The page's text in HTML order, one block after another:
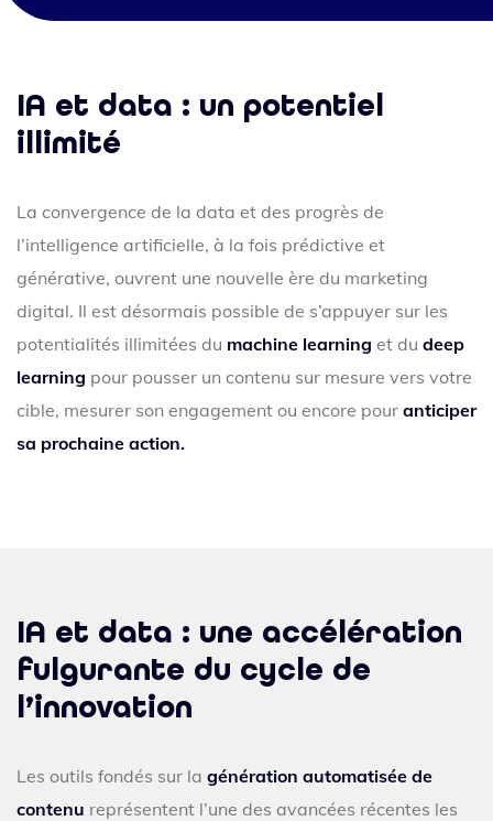
IA et data : un potentiel
illimité
La convergence de la data et des progrès de
l’intelligence artificielle, à la fois prédictive et
générative, ouvrent une nouvelle ère du marketing
digital. Il est désormais possible de s’appuyer sur les
potentialités illimitées du machine learning et du deep
learning pour pousser un contenu sur mesure vers votre
cible, mesurer son engagement ou encore pour anticiper
sa prochaine action.
IA et data : une accélération
fulgurante du cycle de
l’innovation
Les outils fondés sur la génération automatisée de
contenu représentent l’une des avancées récentes les